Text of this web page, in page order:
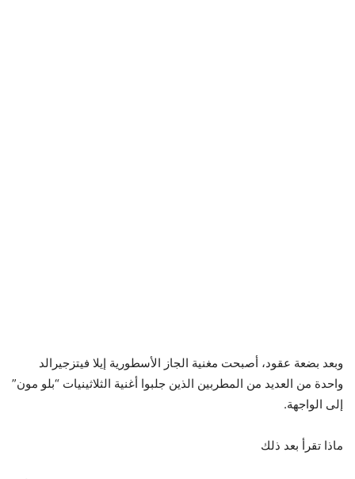
وبعد بضعة عقود، أصبحت مغنية الجاز الأسطورية إيلا فيتزجيرالد
واحدة من العديد من المطربين الذين جلبوا أغنية الثلاثينيات “بلو مون”
إلى الواجهة.
ماذا تقرأ بعد ذلك